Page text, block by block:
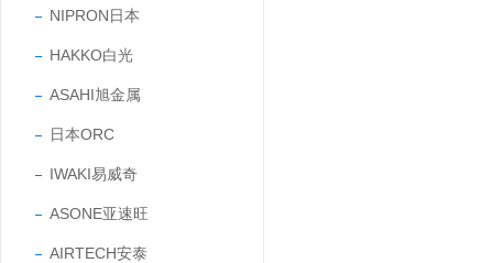
NIPRON日本
HAKKO白光
ASAHI旭金属
日本ORC
IWAKI易威奇
ASONE亚速旺
AIRTECH安泰